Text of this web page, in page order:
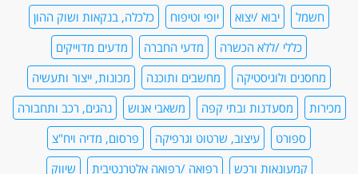
חשמל
יבוא /יצוא יופי וטיפוח
כלכלה, בנקאות ושוק ההון
כללי /ללא הכשרה
מדעי החברה
מדעים מדוייקים
מחסנים ולוגיסטיקה
מחשבים ותוכנה
מכונות, ייצור ותעשיה
מכירות
מסעדנות ובתי קפה משאבי אנוש
נהגים, רכב ותחבורה
ספורט
עיצוב, שרטוט וגרפיקה
פרסום, מדיה ויח"צ
קמעונאות ורכש
רפואה /רפואה אלטרנטיבית
שיווק